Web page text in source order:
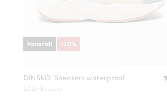
DINSKO, Sneakers waterproof
Lättviktssula
Vattentät -30%